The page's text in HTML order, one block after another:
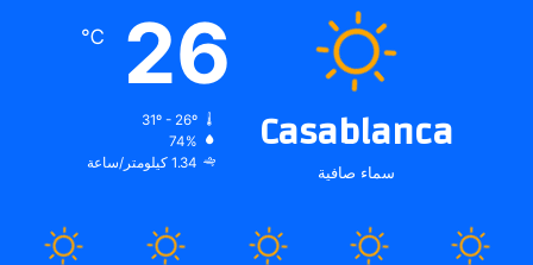
Casablanca
سماء صافية
26
℃
31º - 26º
74%
1.34 كيلومتر/ساعة